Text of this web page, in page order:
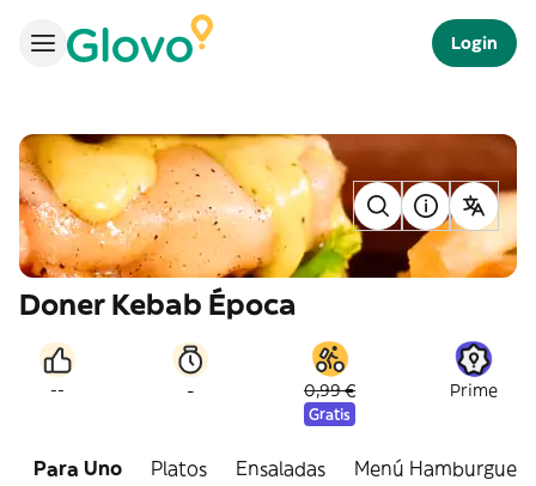
Login
Doner Kebab Época
-- - 0,99 €
Gratis
Prime
Para Uno Platos Ensaladas Menú